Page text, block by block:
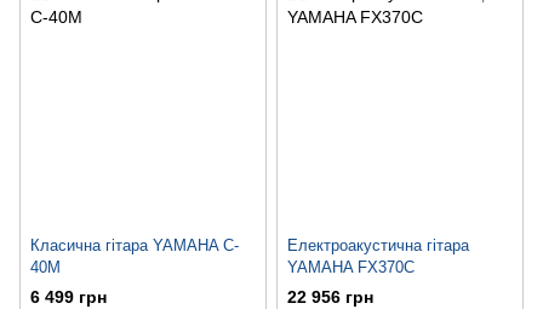
Класична гітара YAMAHA C-
40M
6 499 грн
Електроакустична гітара
YAMAHA FX370C
22 956 грн